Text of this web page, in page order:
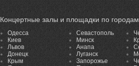
Концертные залы и площадки по городам
Одесса
Киев
Львов
Донецк
Крым
Севастополь
Минск
Анапа
Луганск
Запорожье